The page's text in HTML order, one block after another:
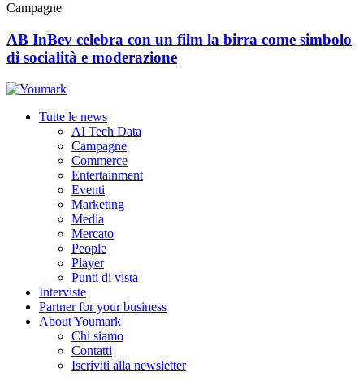
Campagne
AB InBev celebra con un film la birra come simbolo
di socialità e moderazione
Tutte le news
AI Tech Data
Campagne
Commerce
Entertainment
Eventi
Marketing
Media
Mercato
People
Player
Punti di vista
Interviste
Partner for your business
About Youmark
Chi siamo
Contatti
Iscriviti alla newsletter